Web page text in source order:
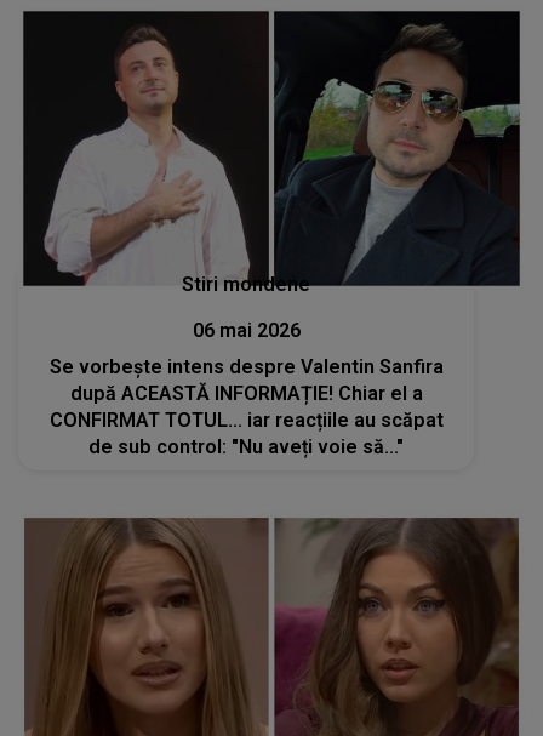
Stiri mondene
06 mai 2026
Se vorbește intens despre Valentin Sanfira
după ACEASTĂ INFORMAȚIE! Chiar el a
CONFIRMAT TOTUL... iar reacțiile au scăpat
de sub control: "Nu aveți voie să..."